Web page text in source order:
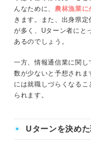
んなために、 農林漁業に
きます。また、出身県
が多く、Uターン者にと
あるのでしょう。
一方、情報通信業に関
数が少ないと予想され
には就職しづらくなるこ
られます。
Uターンを決め